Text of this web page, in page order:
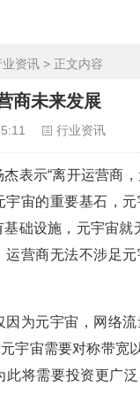
业资讯 > 正文内容
商未来发展
行业资讯
表示“离开运营商
宙的重要基石，元
础设施，元宇宙就
运营商无法不涉足
因为元宇宙，网络
宇宙需要对称带宽
此将需要投资更广